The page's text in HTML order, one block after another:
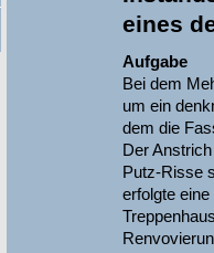
eines
Aufgabe
Bei dem
um ein
dem die
Der
Putz-Risse
erfolgte